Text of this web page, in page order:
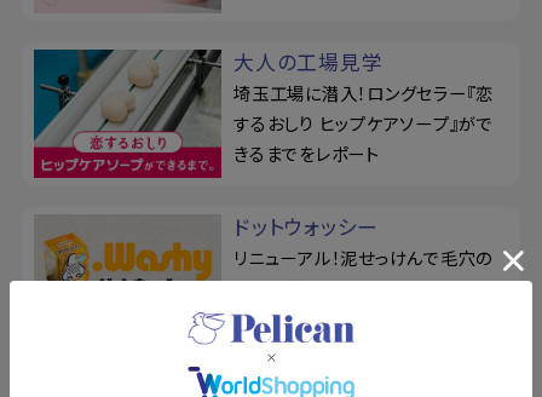
大人の工場見学
埼玉工場に潜入！ロングセラー『恋
するおしり ヒップケアソープ』がで
きるまでをレポート
ドットウォッシー
リニューアル！泥せっけんで毛穴の
悩みを徹底ケア。シルク玉とせっけ
ん置きの3点セット
For Back